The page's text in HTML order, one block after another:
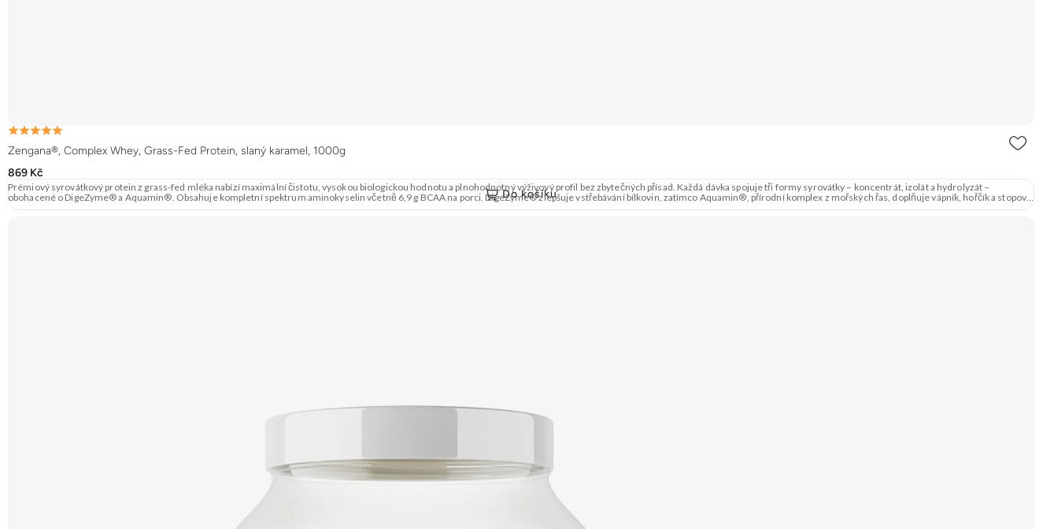
Zengana®, Complex Whey, Grass-Fed Protein, slaný karamel, 1000g
869 Kč
Do košíku
Prémiový syrovátkový protein z grass-fed mléka nabízí maximální čistotu, vysokou biologickou hodnotu a plnohodnotný výživový profil bez zbytečných přísad. Každá dávka spojuje tři formy syrovátky – koncentrát, izolát a hydrolyzát –
obohacené o DigeZyme® a Aquamin®. Obsahuje kompletní spektrum aminokyselin včetně 6,9 g BCAA na porci. DigeZyme® zlepšuje vstřebávání bílkovin, zatímco Aquamin®, přírodní komplex z mořských řas, doplňuje vápník, hořčík a stopové